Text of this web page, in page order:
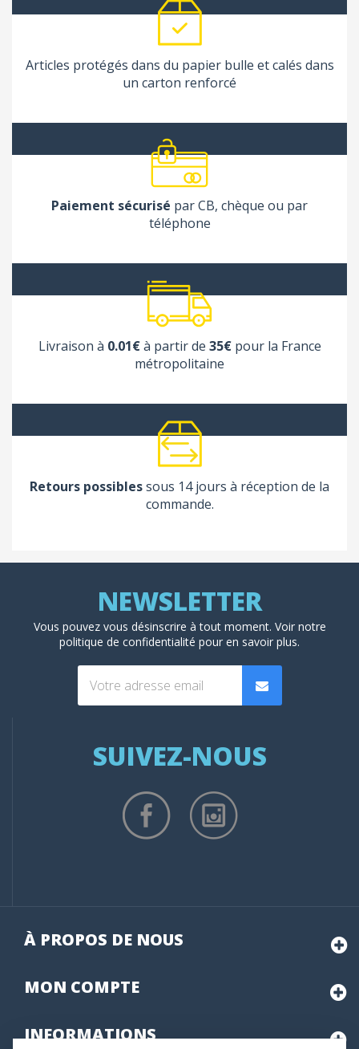
Articles protégés dans du papier bulle et calés dans
un carton renforcé
Paiement sécurisé par CB, chèque ou par
téléphone
Livraison à 0.01€à partir de 35€pour la France
métropolitaine
Retours possiblessous 14 jours à réception de la
commande.
Vous pouvez vous désinscrire à tout moment. Voir notre
politique de confidentialité pour en savoir plus.
SUIVEZ-NOUS
À PROPOS DE NOUS
MON COMPTE
INFORMATIONS